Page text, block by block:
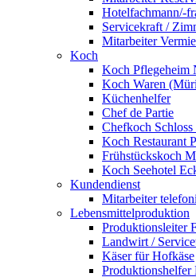
Hotelfachmann/-
Servicekraft /
Mitarbeiter
Koch
Koch Pflegeheim
Koch Waren
Küchenhelfer
Chef de Partie
Chefkoch Schloss
Koch Restaurant
Frühstückskoch
Koch Seehotel
Kundendienst
Mitarbeiter
Lebensmittelproduktion
Produktionsleiter
Landwirt /
Käser für Hofkäse
Produktionshelfer